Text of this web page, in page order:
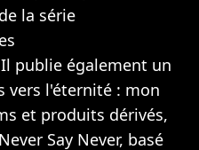
la série
publie également un
vers l'éternité : mon
et produits dérivés,
Say Never, basé